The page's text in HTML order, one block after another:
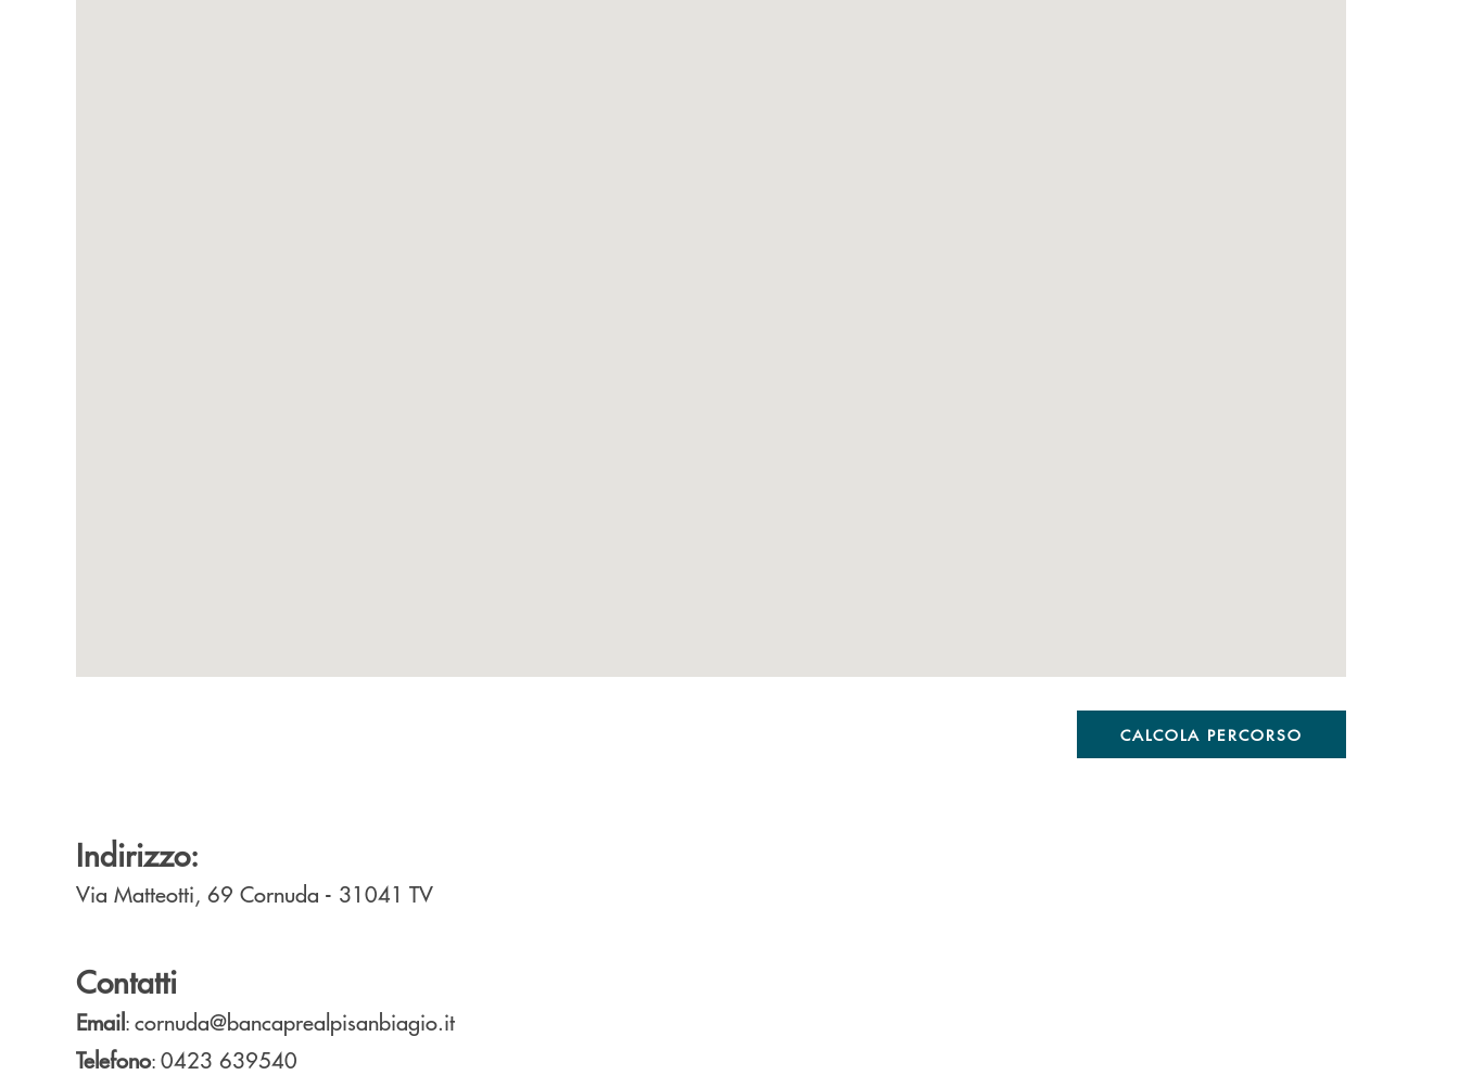
CALCOLA PERCORSO
Indirizzo:
Via Matteotti, 69 Cornuda - 31041 TV
Contatti
Email: cornuda@bancaprealpisanbiagio.it
Telefono: 0423 639540